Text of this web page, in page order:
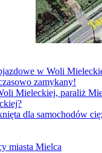
w Woli
zamykany!
Mieleckiej, paraliż
dla samochodów
miasta Mielca